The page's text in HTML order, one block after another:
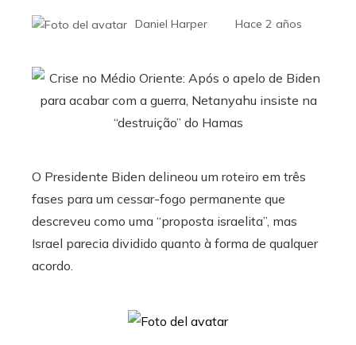
Daniel Harper Hace 2 años
O Presidente Biden delineou um roteiro em três
fases para um cessar-fogo permanente que
descreveu como uma “proposta israelita”, mas
Israel parecia dividido quanto à forma de qualquer
acordo.